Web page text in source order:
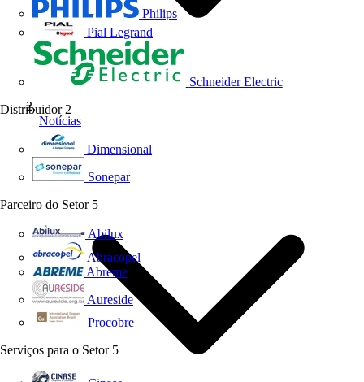
Philips
Pial Legrand
Schneider Electric
Distribuidor 2
Dimensional
Sonepar
Parceiro do Setor 5
Abilux
Abracopel
Abreme
Aureside
Procobre
Serviços para o Setor 5
Notícias